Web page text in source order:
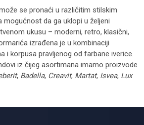
se pronaći u različitim stilskim
mogućnost da ga uklopi u željeni
ukusu – moderni, retro, klasični,
izrađena je u kombinaciji
i korpusa pravljenog od farbane iverice.
iz čijeg asortimana imamo proizvode
, Badella, Creavit, Martat, Isvea, Lux